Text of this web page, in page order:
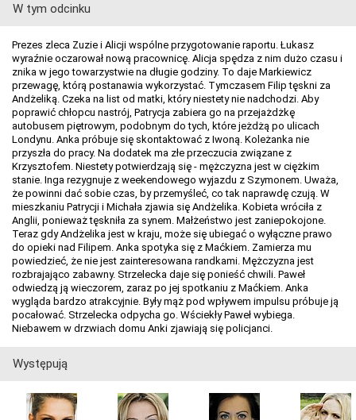
W tym odcinku
Prezes zleca Zuzie i Alicji wspólne przygotowanie raportu. Łukasz
wyraźnie oczarował nową pracownicę. Alicja spędza z nim dużo czasu i
znika w jego towarzystwie na długie godziny. To daje Markiewicz
przewagę, którą postanawia wykorzystać. Tymczasem Filip tęskni za
Andżeliką. Czeka na list od matki, który niestety nie nadchodzi. Aby
poprawić chłopcu nastrój, Patrycja zabiera go na przejażdżkę
autobusem piętrowym, podobnym do tych, które jeżdżą po ulicach
Londynu. Anka próbuje się skontaktować z Iwoną. Koleżanka nie
przyszła do pracy. Na dodatek ma złe przeczucia związane z
Krzysztofem. Niestety potwierdzają się - mężczyzna jest w ciężkim
stanie. Inga rezygnuje z weekendowego wyjazdu z Szymonem. Uważa,
że powinni dać sobie czas, by przemyśleć, co tak naprawdę czują. W
mieszkaniu Patrycji i Michała zjawia się Andżelika. Kobieta wróciła z
Anglii, ponieważ tęskniła za synem. Małżeństwo jest zaniepokojone.
Teraz gdy Andżelika jest w kraju, może się ubiegać o wyłączne prawo
do opieki nad Filipem. Anka spotyka się z Maćkiem. Zamierza mu
powiedzieć, że nie jest zainteresowana randkami. Mężczyzna jest
rozbrajająco zabawny. Strzelecka daje się ponieść chwili. Paweł
odwiedzą ją wieczorem, zaraz po jej spotkaniu z Maćkiem. Anka
wygląda bardzo atrakcyjnie. Były mąż pod wpływem impulsu próbuje ją
pocałować. Strzelecka odpycha go. Wściekły Paweł wybiega.
Niebawem w drzwiach domu Anki zjawiają się policjanci.
Występują